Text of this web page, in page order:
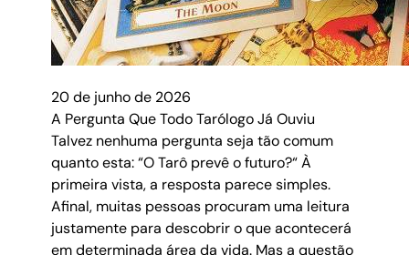
20 de junho de 2026
A Pergunta Que Todo Tarólogo Já Ouviu
Talvez nenhuma pergunta seja tão comum
quanto esta: “O Tarô prevê o futuro?“ À
primeira vista, a resposta parece simples.
Afinal, muitas pessoas procuram uma leitura
justamente para descobrir o que acontecerá
em determinada área da vida. Mas a questão